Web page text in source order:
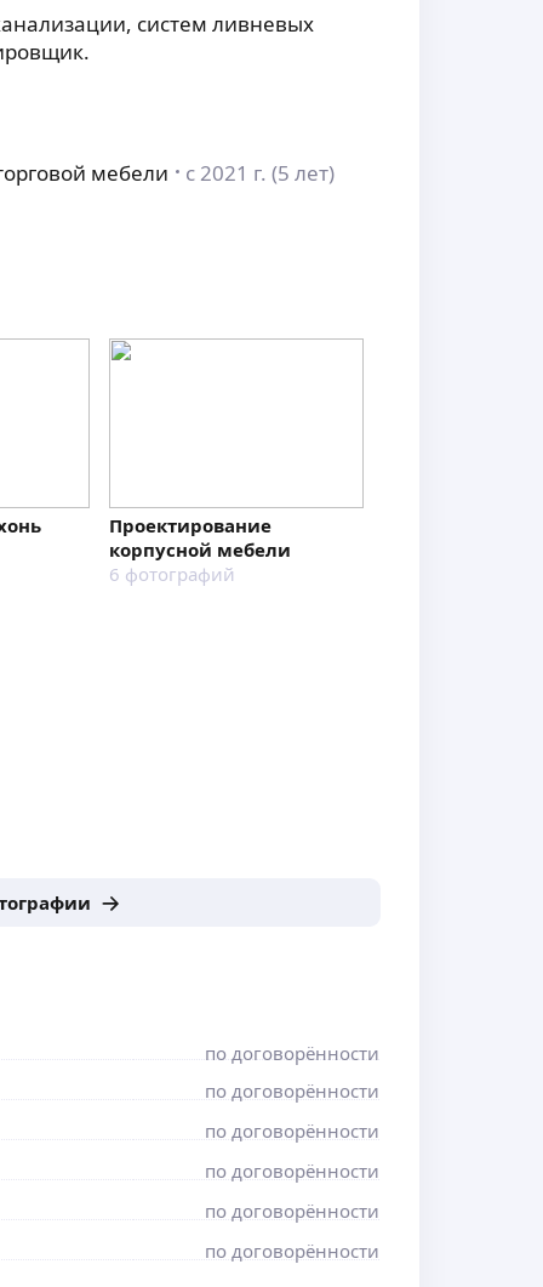
систем ливневых
мебели с 2021 г. (5 лет)
Проектирование
корпусной мебели
6 фотографий
по договорённости
по договорённости
по договорённости
по договорённости
по договорённости
по договорённости